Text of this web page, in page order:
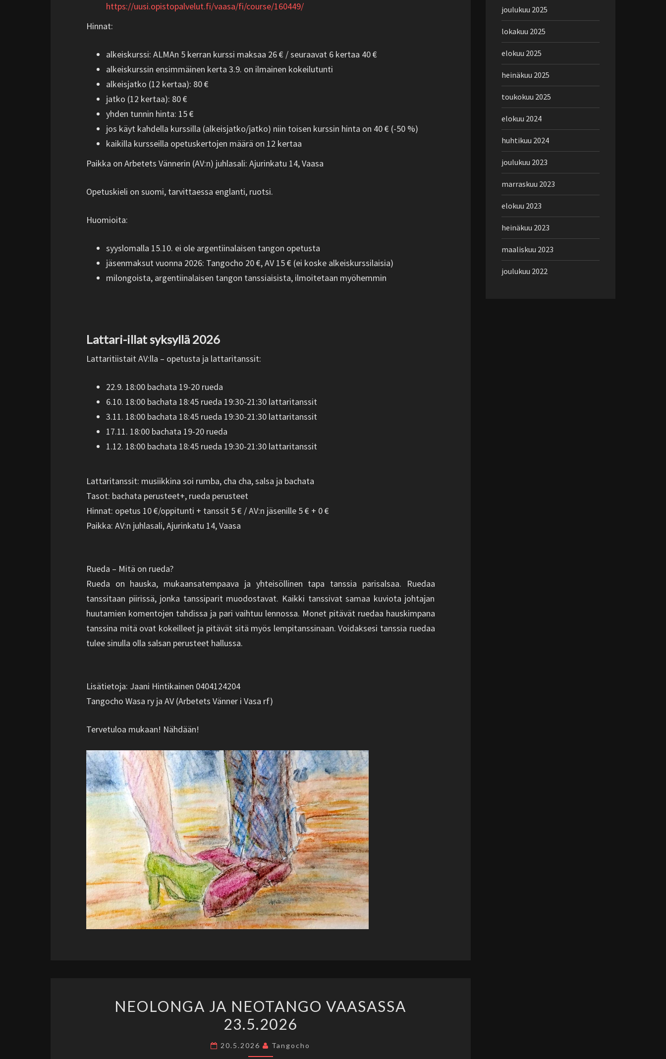
https://uusi.opistopalvelut.fi/vaasa/fi/course/160449/
Hinnat:
alkeiskurssi: ALMAn 5 kerran kurssi maksaa 26 € / seuraavat 6 kertaa 40 €
alkeiskurssin ensimmäinen kerta 3.9. on ilmainen kokeilutunti
alkeisjatko (12 kertaa): 80 €
jatko (12 kertaa): 80 €
yhden tunnin hinta: 15 €
jos käyt kahdella kurssilla (alkeisjatko/jatko) niin toisen kurssin hinta on 40 € (-50 %)
kaikilla kursseilla opetuskertojen määrä on 12 kertaa
Paikka on Arbetets Vännerin (AV:n) juhlasali: Ajurinkatu 14, Vaasa
Opetuskieli on suomi, tarvittaessa englanti, ruotsi.
Huomioita:
syyslomalla 15.10. ei ole argentiinalaisen tangon opetusta
jäsenmaksut vuonna 2026: Tangocho 20 €, AV 15 € (ei koske alkeiskurssilaisia)
milongoista, argentiinalaisen tangon tanssiaisista, ilmoitetaan myöhemmin
Lattari-illat syksyllä 2026
Lattaritiistait AV:lla – opetusta ja lattaritanssit:
22.9. 18:00 bachata 19-20 rueda
6.10. 18:00 bachata 18:45 rueda 19:30-21:30 lattaritanssit
3.11. 18:00 bachata 18:45 rueda 19:30-21:30 lattaritanssit
17.11. 18:00 bachata 19-20 rueda
1.12. 18:00 bachata 18:45 rueda 19:30-21:30 lattaritanssit
Lattaritanssit: musiikkina soi rumba, cha cha, salsa ja bachata
Tasot: bachata perusteet+, rueda perusteet
Hinnat: opetus 10 €/oppitunti + tanssit 5 € / AV:n jäsenille 5 € + 0 €
Paikka: AV:n juhlasali, Ajurinkatu 14, Vaasa
Rueda – Mitä on rueda?
Rueda on hauska, mukaansatempaava ja yhteisöllinen tapa tanssia parisalsaa. Ruedaa
tanssitaan piirissä, jonka tanssiparit muodostavat. Kaikki tanssivat samaa kuviota johtajan
huutamien komentojen tahdissa ja pari vaihtuu lennossa. Monet pitävät ruedaa hauskimpana
tanssina mitä ovat kokeilleet ja pitävät sitä myös lempitanssinaan. Voidaksesi tanssia ruedaa
tulee sinulla olla salsan perusteet hallussa.
Lisätietoja: Jaani Hintikainen 0404124204
Tangocho Wasa ry ja AV (Arbetets Vänner i Vasa rf)
Tervetuloa mukaan! Nähdään!
JA
NEOTANGO
23.5.2026
NEOLONGA JA NEOTANGO VAASASSA
23.5.2026
20.5.2026 Tangocho
joulukuu 2025
lokakuu 2025
elokuu 2025
heinäkuu 2025
toukokuu 2025
elokuu 2024
huhtikuu 2024
joulukuu 2023
marraskuu 2023
elokuu 2023
heinäkuu 2023
maaliskuu 2023
joulukuu 2022